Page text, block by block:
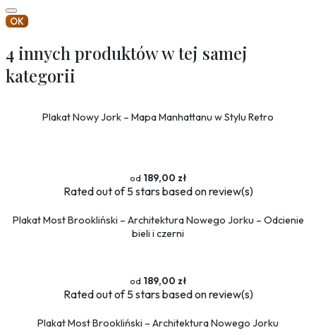
OK
4 innych produktów w tej samej
kategorii
Plakat Nowy Jork – Mapa Manhattanu w Stylu Retro
189,00 zł
Ratedout of 5 stars based onreview(s)
Plakat Most Brookliński – Architektura Nowego Jorku – Odcienie
bieli i czerni
189,00 zł
Ratedout of 5 stars based onreview(s)
Plakat Most Brookliński – Architektura Nowego Jorku